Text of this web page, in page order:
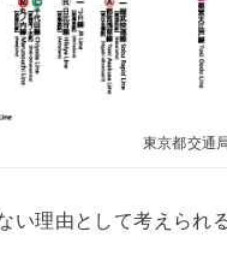
東京都交通
い理由として考えられ